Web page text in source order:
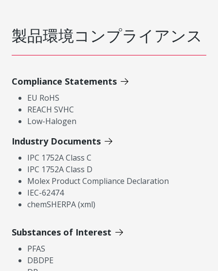
製品環境コンプライアンス
Compliance Statements
EU RoHS
REACH SVHC
Low-Halogen
Industry Documents
IPC 1752A Class C
IPC 1752A Class D
Molex Product Compliance Declaration
IEC-62474
chemSHERPA (xml)
Substances of Interest
PFAS
DBDPE